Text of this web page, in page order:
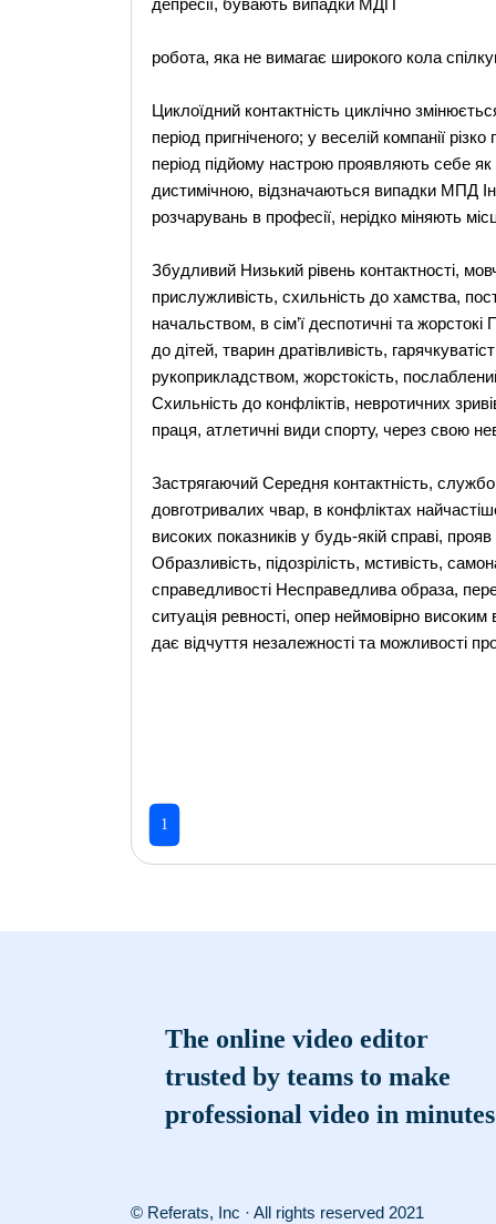
депресії, бувають випадки МДП
робота, яка не вимагає широкого кола
Циклоїдний контактність циклічно
період пригніченого; у веселій компанії
період підйому настрою проявляють себе
дистимічною, відзначаються випадки МПД
розчарувань в професії, нерідко міняють
Збудливий Низький рівень контактності,
прислужливість, схильність до хамства,
начальством, в сім’ї деспотичні та
до дітей, тварин дратівливість,
рукоприкладством, жорстокість,
Схильність до конфліктів, невротичних
праця, атлетичні види спорту, через свою
Застрягаючий Середня контактність,
довготривалих чвар, в конфліктах
високих показників у будь-якій справі,
Образливість, підозрілість, мстивість,
справедливості Несправедлива образа,
ситуація ревності, опер неймовірно
дає відчуття незалежності та можливості
1
The online video editor
trusted by teams to make
professional video in minutes
© Referats, Inc · All rights reserved 2021